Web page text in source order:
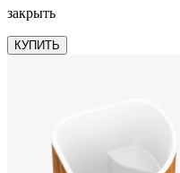
закрыть
КУПИТЬ